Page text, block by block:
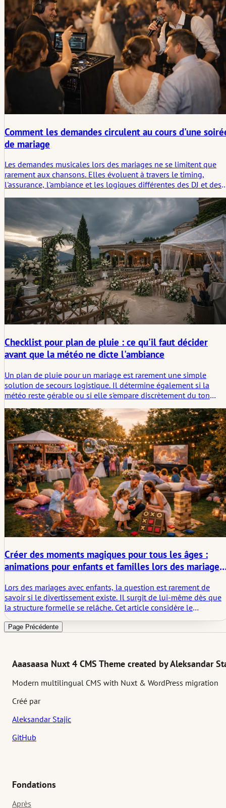
Comment les demandes circulent au cours d'une
de mariage
Les demandes musicales lors des mariages ne se limitent que
rarement aux chansons. Elles évoluent à travers le timing,
l'assurance, l'ambiance et les logiques différentes des DJ et des
tout autant que la playlist elle-même.
Checklist pour plan de pluie : ce qu'il faut décider
avant que la météo ne dicte l'ambiance
Un plan de pluie pour un mariage est rarement une simple
solution de secours logistique. Il détermine également si la
météo reste gérable ou si elle s'empare discrètement du ton
décidé tôt, afin que la pluie change le décor sans dicter
l'atmosphère.
Créer des moments magiques pour tous les âges :
animations pour enfants et familles lors des mariages
Lors des mariages avec enfants, la question est rarement de
savoir si le divertissement existe. Il surgit de lui-même dès que
la structure formelle se relâche. Cet article considère le
divertissement familial non pas comme un programme
secondaire, mais comme un système discret d'options qui aide la
Page Précédente
Aaasaasa Nuxt 4 CMS Theme created by Aleksandar
Modern multilingual CMS with Nuxt & WordPress migration
Créé par
Aleksandar Stajic
GitHub
Fondations
Après